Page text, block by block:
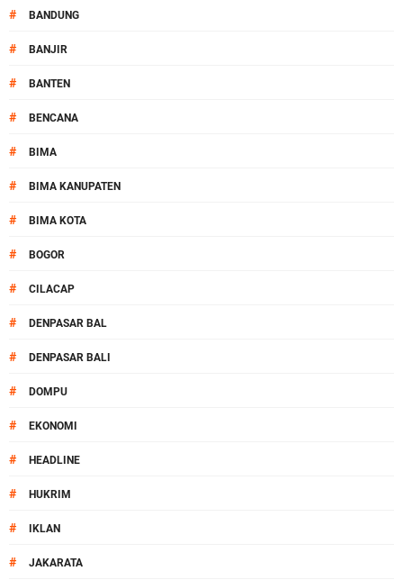
# BANDUNG
# BANJIR
# BANTEN
# BENCANA
# BIMA
# BIMA KANUPATEN
# BIMA KOTA
# BOGOR
# CILACAP
# DENPASAR BAL
# DENPASAR BALI
# DOMPU
# EKONOMI
# HEADLINE
# HUKRIM
# IKLAN
# JAKARATA